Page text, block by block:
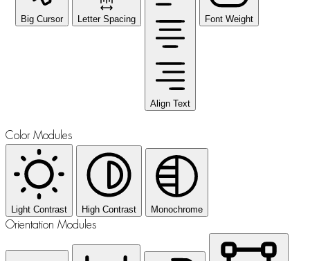
Big Cursor Letter Spacing
Align Text
Font Weight
Color Modules
Light Contrast High Contrast Monochrome
Orientation Modules